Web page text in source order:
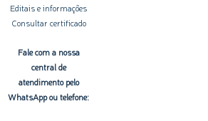
Editais e informações
Consultar certificado
Fale com a nossa
central de
atendimento pelo
WhatsApp ou telefone: